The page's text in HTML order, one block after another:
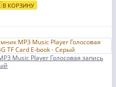
В КОРЗИНУ
Music Player Голосовая запись